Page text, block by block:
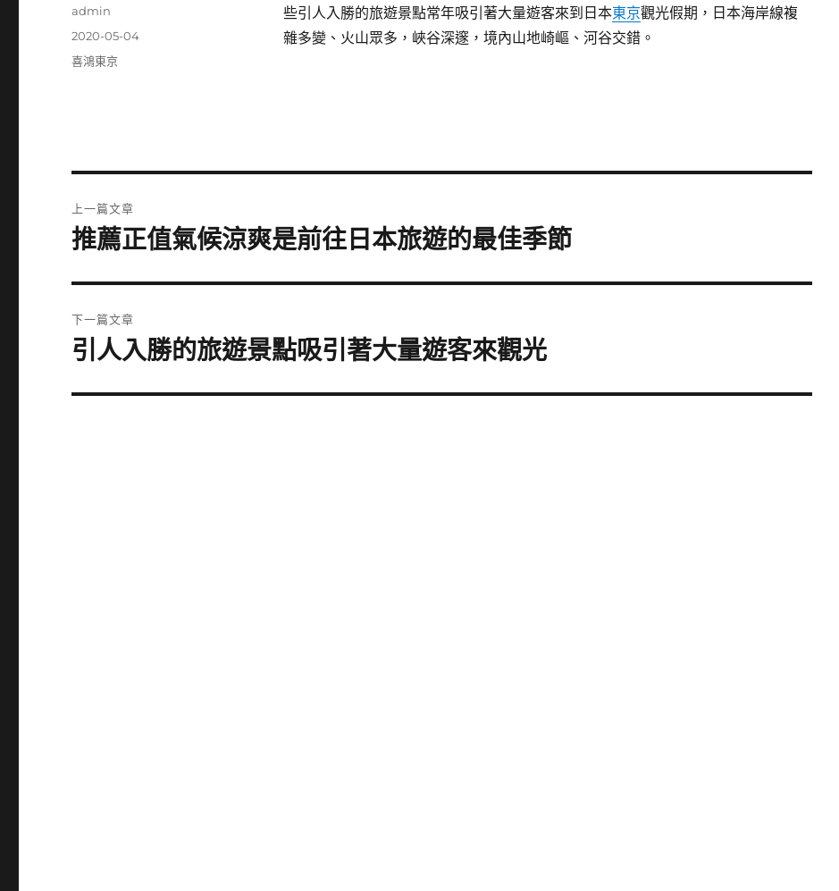
些引人入勝的旅遊景點常年吸引著大量遊客來到日本東京觀光假期，日本海岸線複
雜多變、火山眾多，峽谷深邃，境內山地崎嶇、河谷交錯。
作
admin
發
佈
2020-05-04
分
喜鴻東京
章
上一篇文章
上
篇
文
章:
推薦正值氣候涼爽是前往日本旅遊的最佳季節
下一篇文章
下
篇
引人入勝的旅遊景點吸引著大量遊客來觀光